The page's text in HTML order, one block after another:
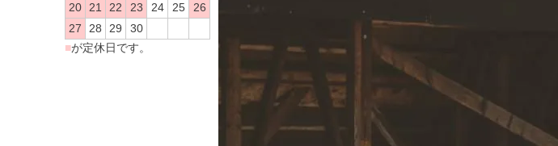
20 21 22 23 24 25
26
27
28 29
30
■が定休日です。